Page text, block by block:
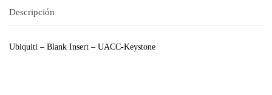
Descripción
Ubiquiti – Blank Insert – UACC-Keystone